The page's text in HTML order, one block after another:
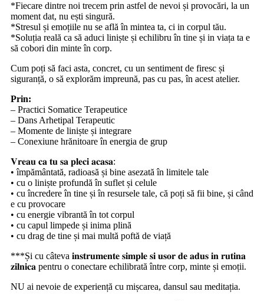
*Fiecare dintre noi trecem prin astfel de nevoi și provocări, la un
moment dat, nu ești singură.
*Stresul și emoțiile nu se află în mintea ta, ci in corpul tău.
*Soluția reală ca să aduci liniște și echilibru în tine și in viața ta e
să cobori din minte în corp.
Cum poți să faci asta, concret, cu un sentiment de firesc și
siguranță, o să explorăm impreună, pas cu pas, în acest atelier.
Prin:
– Practici Somatice Terapeutice
– Dans Arhetipal Terapeutic
– Momente de liniște și integrare
– Conexiune hrănitoare în energia de grup
𝐕𝐫𝐞𝐚𝐮 𝐜𝐚 𝐭𝐮 𝐬𝐚 𝐩𝐥𝐞𝐜𝐢 𝐚𝐜𝐚𝐬𝐚:
• împământată, radioasă și bine asezată în limitele tale
• cu o liniște profundă în suflet și celule
• cu încredere în tine și în resursele tale, că poți să fii bine, și când
e cu provocare
• cu energie vibrantă în tot corpul
• cu capul limpede și inima plină
• cu drag de tine și mai multă poftă de viață
***Și cu câteva 𝐢𝐧𝐬𝐭𝐫𝐮𝐦𝐞𝐧𝐭𝐞 𝐬𝐢𝐦𝐩𝐥𝐞 𝐬𝐢 𝐮𝐬𝐨𝐫 𝐝𝐞 𝐚𝐝𝐮𝐬 𝐢𝐧 𝐫𝐮𝐭𝐢𝐧𝐚
𝐳𝐢𝐥𝐧𝐢𝐜𝐚 pentru o conectare echilibrată între corp, minte și emoții.
NU ai nevoie de experiență cu mișcarea, dansul sau meditația.